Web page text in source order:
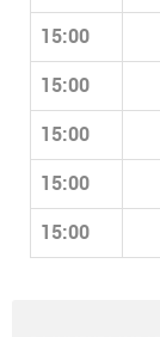
15:00
15:00
15:00
15:00
15:00